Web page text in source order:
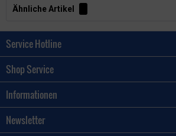
Ähnliche Artikel
Service Hotline
Shop Service
Informationen
Newsletter